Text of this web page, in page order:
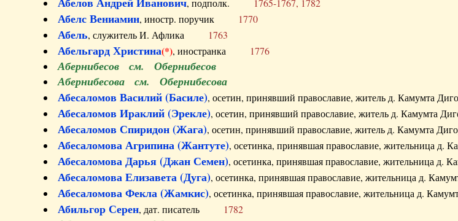
, подполк. 1765-1767, 1782
Абелс Вениамин, иностр. поручик 1770
Абель, служитель И. Афлика 1763
Абельгард Христина(*), иностранка 1776
Абернибесов см. Обернибесов
Абернибесова см. Обернибесова
Абесаломов Василий (Басиле), осетин, принявший православие, житель д. Камумта
Абесаломов Ираклий (Эрекле), осетин, принявший православие, житель д. Камумта
Абесаломов Спиридон (Жага), осетин, принявший православие, житель д. Камумта
Абесаломова Агрипина (Жантуте), осетинка, принявшая православие, жительница
Абесаломова Дарья (Джан Семен), осетинка, принявшая православие, жительница
Абесаломова Елизавета (Дуга), осетинка, принявшая православие, жительница д.
Абесаломова Фекла (Жамкис), осетинка, принявшая православие, жительница д.
Абильгор Серен, дат. писатель 1782